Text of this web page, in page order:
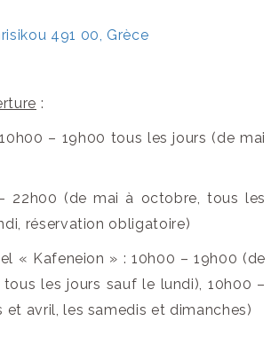
491 00, Grèce
:
– 19h00 tous les jours (de mai
22h00 (de mai à octobre, tous les
réservation obligatoire)
« Kafeneion » : 10h00 – 19h00 (de
les jours sauf le lundi), 10h00 –
et avril, les samedis et dimanches)